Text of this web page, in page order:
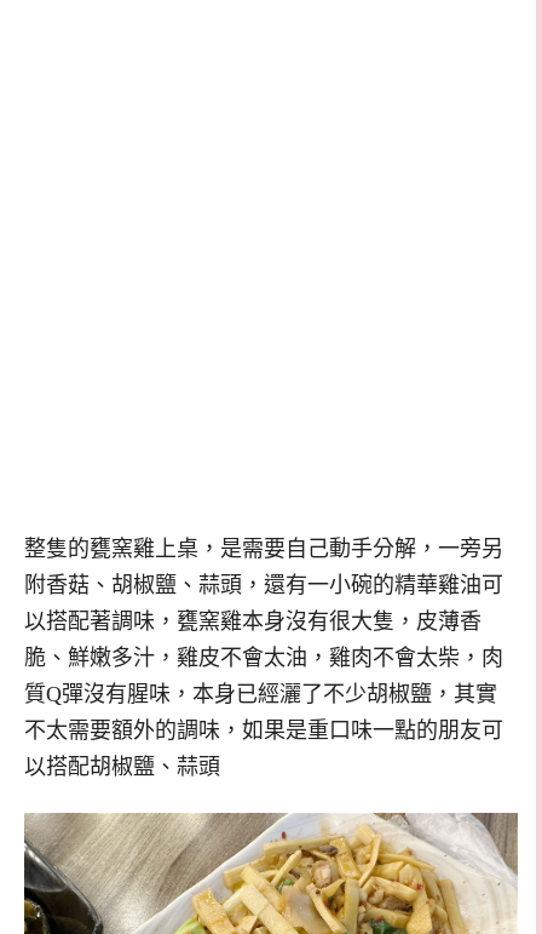
整隻的甕窯雞上桌，是需要自己動手分解，一旁另
附香菇、胡椒鹽、蒜頭，還有一小碗的精華雞油可
以搭配著調味，甕窯雞本身沒有很大隻，皮薄香
脆、鮮嫩多汁，雞皮不會太油，雞肉不會太柴，肉
質Q彈沒有腥味，本身已經灑了不少胡椒鹽，其實
不太需要額外的調味，如果是重口味一點的朋友可
以搭配胡椒鹽、蒜頭